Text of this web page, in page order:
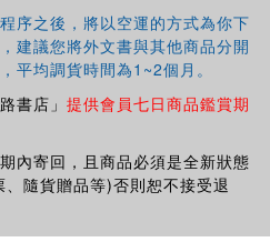
for students, scholars,
in urban water governance,
management and
序之後，將以空運的方式為你下
建議您將外文書與其他商品分開
平均調貨時間為1~2個月。
書店」 提供會員七日商品鑑賞期
內寄回，且商品必須是全新狀態
隨貨贈品等)否則恕不接受退